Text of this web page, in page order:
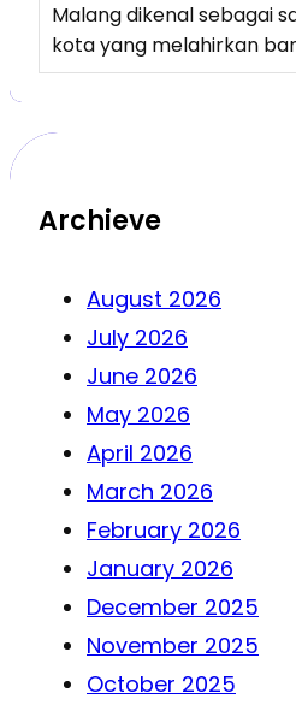
Malang dikenal sebagai
kota yang melahirkan
Archieve
August 2026
July 2026
June 2026
May 2026
April 2026
March 2026
February 2026
January 2026
December 2025
November 2025
October 2025